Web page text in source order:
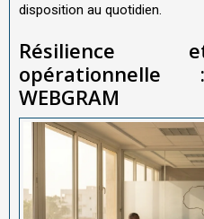
disposition au quotidien.
Résilience
WEBGRAM